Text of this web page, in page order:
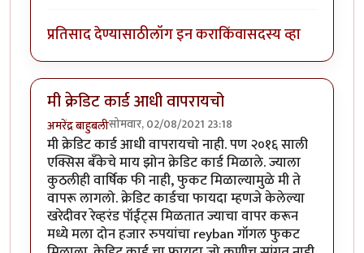
प्रतिसाद देण्यासाठीलॉग इन कराकिंवासदस्य व्हा
मी क्रेडिट कार्ड आधी वापरायचो
अमरेंद्र बाहुबलीसोमवार, 02/08/2021 23:18
मी क्रेडिट कार्ड आधी वापरायचो नाही. पण २०१६ साली
एक्सिस बँकेचे माय झोन क्रेडिट कार्ड मिळाले. ज्याला
कुठलीही वार्षिक फी नाही, फुकट मिळाल्यामुळे मी ते
वापरू लागलो. क्रेडिट कार्डचा फायदा म्हणजे केलेल्या
खरेदीवर रेव्हरंड पॉईंट्स मिळतात ज्याचा वापर करून
मध्ये मला दोन हजार रुपयांचा reyban गॉगल फुकट